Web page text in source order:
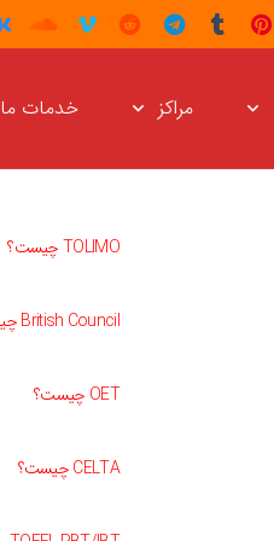
مراکز خدمات ما
TOLIMO چیست؟
British Council چیست؟
OET چیست؟
CELTA چیست؟